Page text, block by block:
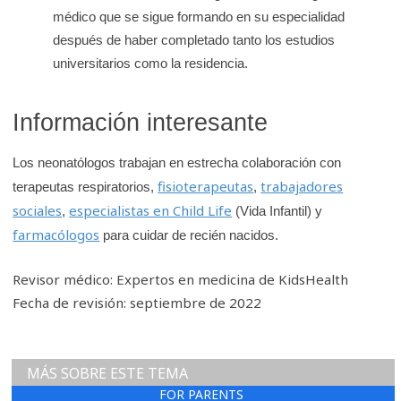
médico que se sigue formando en su especialidad
después de haber completado tanto los estudios
universitarios como la residencia.
Información interesante
Los neonatólogos trabajan en estrecha colaboración con
terapeutas respiratorios,fisioterapeutas,trabajadores
sociales,especialistas en Child Life (Vida Infantil) y
farmacólogos para cuidar de recién nacidos.
Revisor médico: Expertos en medicina de KidsHealth
Fecha de revisión: septiembre de 2022
FOR PARENTS
MÁS SOBRE ESTE TEMA